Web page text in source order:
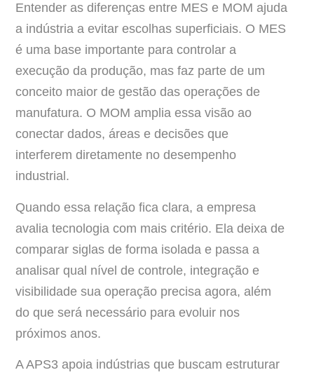
Entender as diferenças entre MES e MOM ajuda
a indústria a evitar escolhas superficiais. O MES
é uma base importante para controlar a
execução da produção, mas faz parte de um
conceito maior de gestão das operações de
manufatura. O MOM amplia essa visão ao
conectar dados, áreas e decisões que
interferem diretamente no desempenho
industrial.
Quando essa relação fica clara, a empresa
avalia tecnologia com mais critério. Ela deixa de
comparar siglas de forma isolada e passa a
analisar qual nível de controle, integração e
visibilidade sua operação precisa agora, além
do que será necessário para evoluir nos
próximos anos.
A APS3 apoia indústrias que buscam estruturar